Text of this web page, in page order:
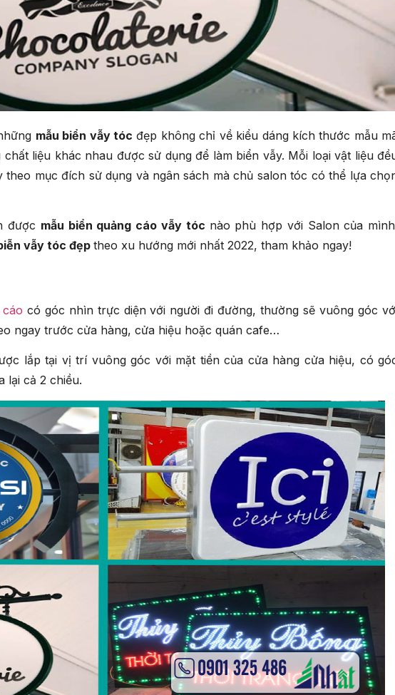
mẫu biển vẫy tóc đẹp không chỉ về kiểu dáng kích thước mẫu
liệu khác nhau được sử dụng để làm biển vẫy. Mỗi loại vật liệu
mục đích sử dụng và ngân sách mà chủ salon tóc có thể lựa
được mẫu biển quảng cáo vẫy tóc nào phù hợp với Salon của
vẫy tóc đẹptheo xu hướng mới nhất 2022, tham khảo ngay!
có góc nhìn trực diện với người đi đường, thường sẽ vuông góc
ngay trước cửa hàng, cửa hiệu hoặc quán cafe…
lắp tại vị trí vuông góc với mặt tiền của cửa hàng cửa hiệu, có
lại cả 2 chiều.